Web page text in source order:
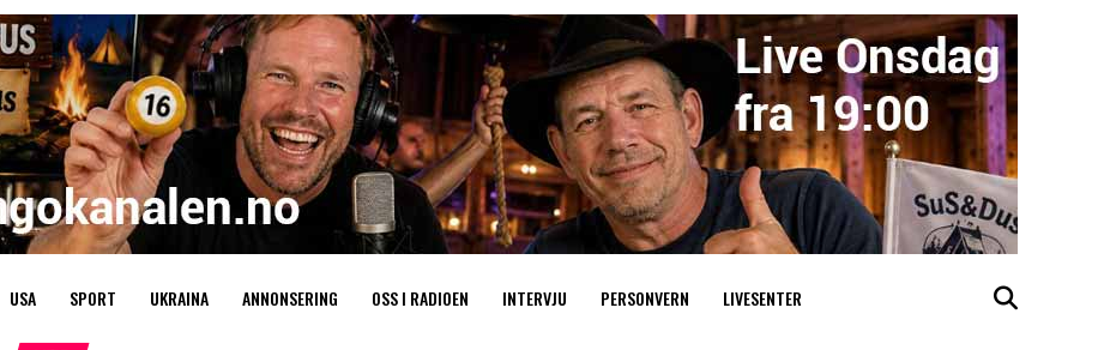
USA SPORT UKRAINA ANNONSERING OSS I RADIOEN INTERVJU PERSONVERN LIVESENTER